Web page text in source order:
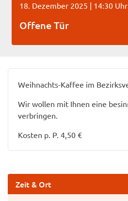
18. Dezember 2025 | 14:30 Uhr
Offene Tür
Weihnachts-Kaffee im
Wir wollen mit Ihnen eine
verbringen.
Kosten p. P. 4,50 €
Zeit & Ort